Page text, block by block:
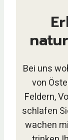
Bei uns
von
Feldern,
schlafen
wachen